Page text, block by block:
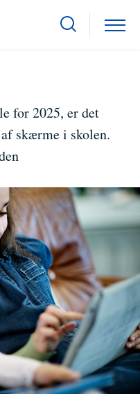
for 2025, er det
skærme i skolen.